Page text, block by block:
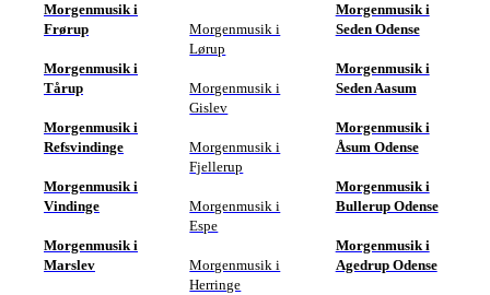
Morgenmusik i
Frørup
Morgenmusik i
Tårup
Morgenmusik i
Refsvindinge
Morgenmusik i
Vindinge
Morgenmusik i
Marslev
Morgenmusik i
Lørup
Morgenmusik i
Gislev
Morgenmusik i
Fjellerup
Morgenmusik i
Espe
Morgenmusik i
Herringe
Morgenmusik i
Seden Odense
Morgenmusik i
Seden Aasum
Morgenmusik i
Åsum Odense
Morgenmusik i
Bullerup Odense
Morgenmusik i
Agedrup Odense